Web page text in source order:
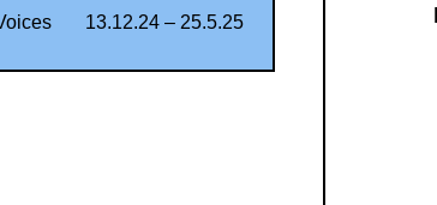
13.12.24 – 25.5.25